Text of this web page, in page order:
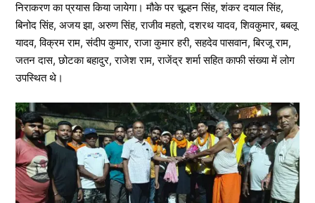
निराकरण का प्रयास किया जायेगा। मौके पर चूल्हन सिंह, शंकर दयाल सिंह,
बिनोद सिंह, अजय झा, अरुण सिंह, राजीव महतो, दशरथ यादव, शिवकुमार, बबलू
यादव, विक्रम राम, संदीप कुमार, राजा कुमार हरी, सहदेव पासवान, बिरजू राम,
जतन दास, छोटका बहादुर, राजेश राम, राजेंद्र शर्मा सहित काफी संख्या में लोग
उपस्थित थे।